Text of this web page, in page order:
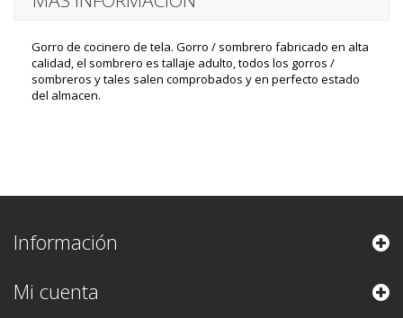
Gorro de cocinero de tela. Gorro / sombrero fabricado en alta
calidad, el sombrero es tallaje adulto, todos los gorros /
sombreros y tales salen comprobados y en perfecto estado
del almacen.
Información
Mi cuenta